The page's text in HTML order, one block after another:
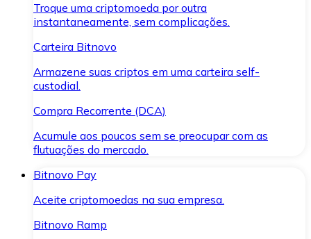
Troque uma criptomoeda por outra
instantaneamente, sem complicações.
Carteira Bitnovo
Armazene suas criptos em uma carteira self-
custodial.
Compra Recorrente (DCA)
Acumule aos poucos sem se preocupar com as
flutuações do mercado.
Bitnovo Pay
Aceite criptomoedas na sua empresa.
Bitnovo Ramp